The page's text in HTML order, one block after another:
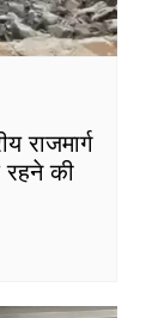
राजमार्ग
रहने की